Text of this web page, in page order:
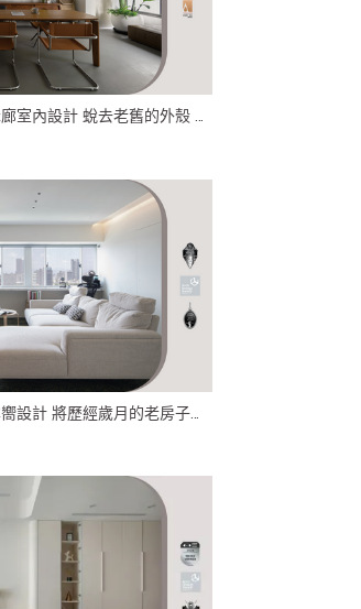
室內設計 蛻去老舊的外殼 重
樣貌
設計 將歷經歲月的老房子改
出輕鬆愉悅的家居環境。